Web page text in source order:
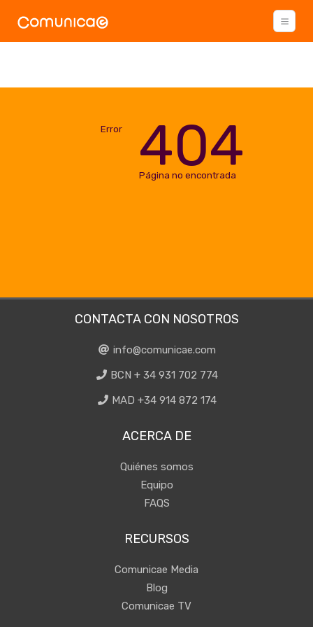
Error 404
Página no encontrada
CONTACTA CON NOSOTROS
info@comunicae.com
BCN + 34 931 702 774
MAD +34 914 872 174
ACERCA DE
Quiénes somos
Equipo
FAQS
RECURSOS
Comunicae Media
Blog
Comunicae TV